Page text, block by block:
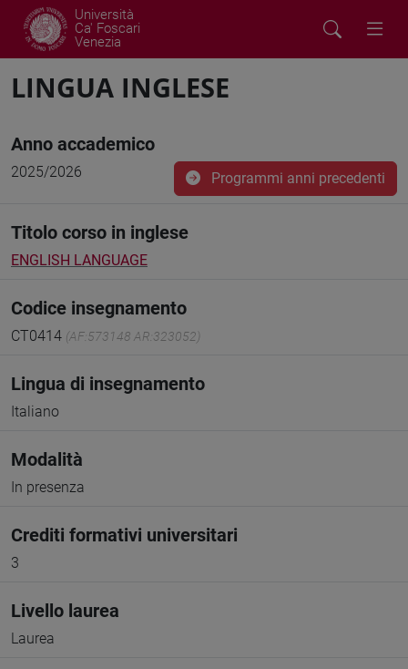
Università
Ca' Foscari
Venezia
LINGUA INGLESE
Anno accademico
2025/2026 Programmi anni precedenti
Titolo corso in inglese
ENGLISH LANGUAGE
Codice insegnamento
CT0414 (AF:573148 AR:323052)
Lingua di insegnamento
Italiano
Modalità
In presenza
Crediti formativi universitari
3
Livello laurea
Laurea